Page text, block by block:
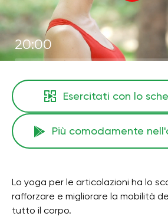
20:00
Esercitati con lo
Più comodamente
Lo yoga per le articolazioni ha lo
rafforzare e migliorare la mobilità
tutto il corpo.